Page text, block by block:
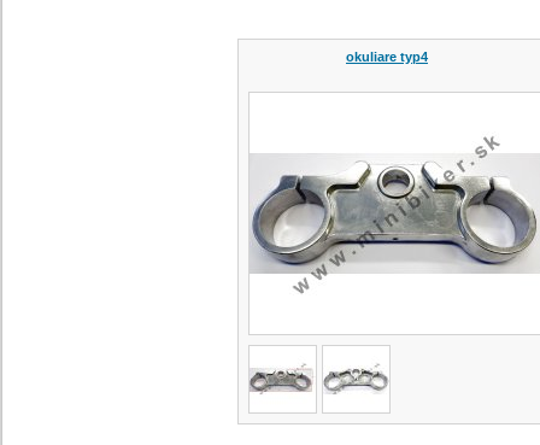
okuliare typ4